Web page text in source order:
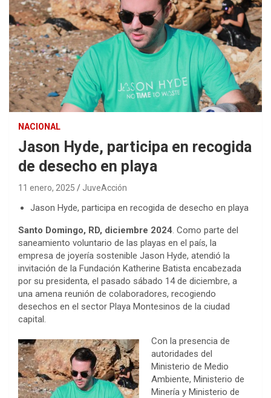
NACIONAL
Jason Hyde, participa en recogida
de desecho en playa
11 enero, 2025 JuveAcción
Jason Hyde, participa en recogida de desecho en playa
Santo Domingo, RD, diciembre 2024 . Como parte del
saneamiento voluntario de las playas en el país, la
empresa de joyería sostenible Jason Hyde, atendió la
invitación de la Fundación Katherine Batista encabezada
por su presidenta, el pasado sábado 14 de diciembre, a
una amena reunión de colaboradores, recogiendo
desechos en el sector Playa Montesinos de la ciudad
capital.
Con la presencia de
autoridades del
Ministerio de Medio
Ambiente, Ministerio de
Minería y Ministerio de